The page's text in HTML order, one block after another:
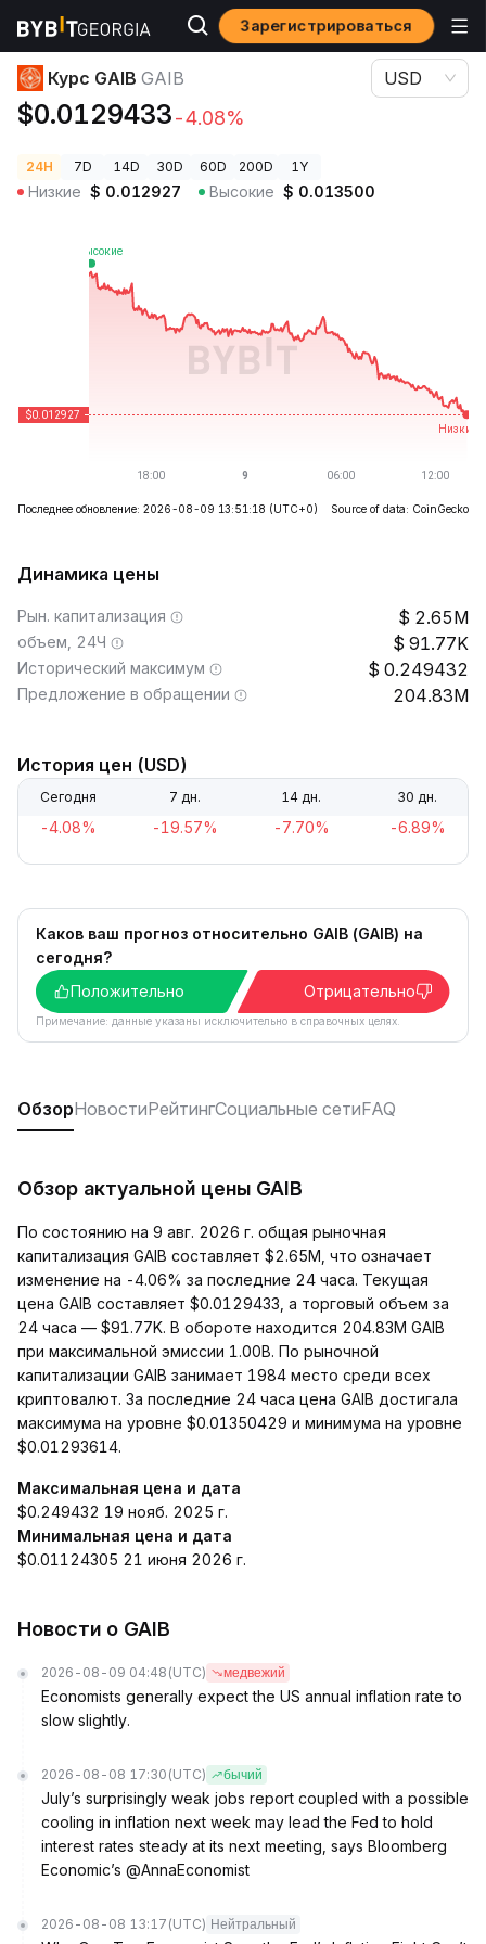
Зарегистрироваться
Цены криптовалют Курс GAIB GAIB
Курс GAIB GAIB
$0.0129433-4.08%
USD
24H 7D 14D 30D 60D 200D 1Y
Низкие $ 0.012927 Высокие $ 0.013500
Последнее обновление: 2026-08-09 13:51:18 (UTC+0) Source of data: CoinGecko
Динамика цены
Рын. капитализация 2.65M
объем, 24Ч 91.77K
Исторический максимум 0.249432
Предложение в обращении 204.83M
История цен (USD)
Сегодня 7 дн. 14 дн. 30 дн.
-4.08% -19.57% -7.70% -6.89%
Каков ваш прогноз относительно GAIB (GAIB) на
сегодня?
Положительно
Отрицательно
Примечание: данные указаны исключительно в справочных целях.
ОбзорНовостиРейтингСоциальные сетиFAQ
Обзор актуальной цены GAIB
По состоянию на 9 авг. 2026 г. общая рыночная
капитализация GAIB составляет $2.65M, что означает
изменение на -4.06% за последние 24 часа. Текущая
цена GAIB составляет $0.0129433, а торговый объем за
24 часа — $91.77K. В обороте находится 204.83M GAIB
при максимальной эмиссии 1.00B. По рыночной
капитализации GAIB занимает 1984 место среди всех
криптовалют. За последние 24 часа цена GAIB достигала
максимума на уровне $0.01350429 и минимума на уровне
$0.01293614.
Максимальная цена и дата
$0.249432 19 нояб. 2025 г.
Минимальная цена и дата
$0.01124305 21 июня 2026 г.
Новости о GAIB
2026-08-09 04:48 (UTC) медвежий
Economists generally expect the US annual inflation rate to
slow slightly.
2026-08-08 17:30 (UTC) бычий
July’s surprisingly weak jobs report coupled with a possible
cooling in inflation next week may lead the Fed to hold
interest rates steady at its next meeting, says Bloomberg
Economic’s @AnnaEconomist
2026-08-08 13:17 (UTC) Нейтральный